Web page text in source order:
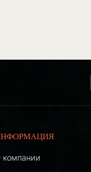
компании